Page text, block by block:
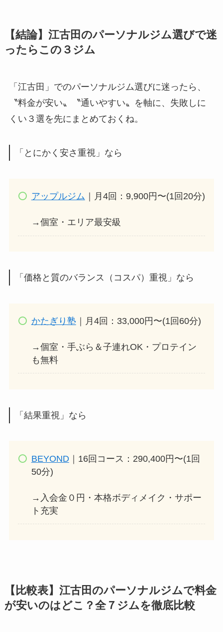
【結論】江古田のパーソナルジム選びで迷
ったらこの３ジム
「江古田」でのパーソナルジム選びに迷ったら、
〝料金が安い〟〝通いやすい〟を軸に、失敗しに
くい３選を先にまとめておくね。
「とにかく安さ重視」なら
アップルジム ｜月4回：9,900円〜(1回20分)
→個室・エリア最安級
「価格と質のバランス（コスパ）重視」なら
かたぎり塾 ｜月4回：33,000円〜(1回60分)
→個室・手ぶら＆子連れOK・プロテイン
も無料
「結果重視」なら
BEYOND｜16回コース：290,400円〜(1回
50分)
→入会金０円・本格ボディメイク・サポー
ト充実
【比較表】江古田のパーソナルジムで料金
が安いのはどこ？全７ジムを徹底比較